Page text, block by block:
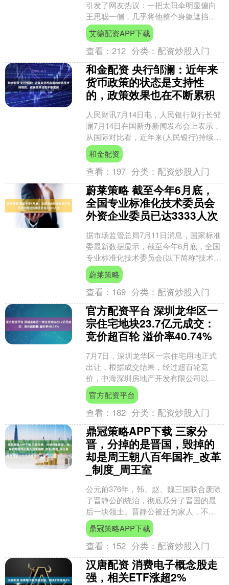
引发了网友热议：一把太阳伞明显偏向
王思聪一侧，几乎将他整个身躯遮挡，
而懒懒则半边身子暴露在阳光下。这一
细节被拍下后，评论区瞬间....
艾德配资APP下载
查看：212 分类： 配资炒股入门
和金配资 央行邹澜：近年来
货币政策的状态是支持性
的，政策效果也在不断累积
人民财讯7月14日电，人民银行副行长邹
澜7月14日在国新办新闻发布会上表示，
从国际对比看，近年来(人民银行)持续多
次降准降息，货币政策的状态是支持性
的，政策效果....
和金配资
查看： 197 分类： 配资炒股入门
蔚莱策略 截至今年6月底，
全国专业标准化技术委员会
外资企业委员已达3333人次
据市场监管总局7月11日消息，国家标准
委最新数据显示，截至今年6月底，全国
专业标准化技术委员会(以下简称“技术委
员会”)外资企业委员已达3333人次，占委
员总数....
蔚莱策略
查看： 169 分类： 配资炒股入门
官方配资平台 深圳龙华区一
宗住宅地块23.7亿元成交：
竞价超百轮 溢价率40.74%
7月7日，深圳龙华区一宗住宅用地正式
出让，根据成交结果，经过超百轮竞
价，中海深圳房地产开发有限公司以总
价23.7亿元竞得地块，溢价率40.74%。
地块信息显示....
官方配资平台
查看： 182 分类： 配资炒股入门
鼎冠策略APP下载 三家分
晋，分掉的是晋国，毁掉的
却是周王朝八百年国祚_改革
_制度_周王室
公元前376年，韩、赵、魏三国联合废除
了晋静公的统治，彻底瓜分了晋国的最
后一块领土。晋静公被迁为家人，不再
祭祀，象征着曾经在天下强盛一时的晋
国的彻底灭亡。从此，....
鼎冠策略APP下载
查看： 152 分类： 配资炒股入门
汉唐配资 消费电子概念股走
强，相关ETF涨超2%